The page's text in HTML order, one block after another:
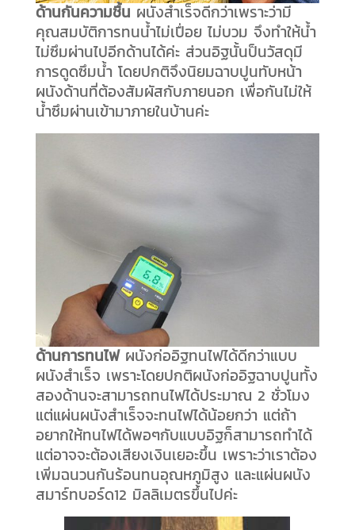
ด้านกันความชื้น ผนังสำเร็จดีกว่าเพราะว่ามี
คุณสมบัติการทนน้ำไม่เปื่อย ไม่บวม จึงทำให้น้ำ
ไม่ซึมผ่านไปอีกด้านได้ค่ะ ส่วนอิฐนั้นป็นวัสดุมี
การดูดซึมน้ำ โดยปกติจึงนิยมฉาบปูนทับหน้า
ผนังด้านที่ต้องสัมผัสกับภายนอก เพื่อกันไม่ให้
น้ำซึมผ่านเข้ามาภายในบ้านค่ะ
ด้านการทนไฟ ผนังก่ออิฐทนไฟได้ดีกว่าแบบ
ผนังสำเร็จ เพราะโดยปกติผนังก่ออิฐฉาบปูนทั้ง
สองด้านจะสามารถทนไฟได้ประมาณ 2 ชั่วโมง
แต่แผ่นผนังสำเร็จจะทนไฟได้น้อยกว่า แต่ถ้า
อยากให้ทนไฟได้พอๆกับแบบอิฐก็สามารถทำได้
แต่อาจจะต้องเสียงเงินเยอะขึ้น เพราะว่าเราต้อง
เพิ่มฉนวนกันร้อนทนอุณหภูมิสูง และแผ่นผนัง
สมาร์ทบอร์ด12 มิลลิเมตรขึ้นไปค่ะ